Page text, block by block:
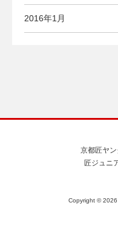
2016年1月
京都匠ヤ
匠ジュニ
Copyright ©2026